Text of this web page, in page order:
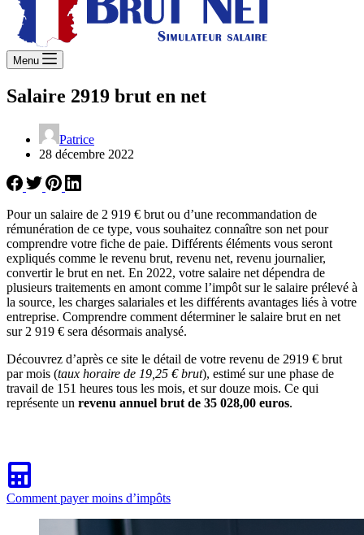
Menu
Salaire 2919 brut en net
Patrice
28 décembre 2022
Pour un salaire de 2 919 € brut ou d’une recommandation de
rémunération de ce type, vous souhaitez connaître son net pour
comprendre votre fiche de paie. Différents éléments vous seront
expliqués comme le revenu brut, revenu net, revenu journalier,
convertir le brut en net. En 2022, votre salaire net dépendra de
plusieurs traitements en amont comme l’impôt sur le salaire prélevé à
la source, les charges salariales et les différents avantages liés à votre
entreprise. Comprendre comment déterminer le salaire brut en net
sur 2 919 € sera désormais analysé.
Découvrez d’après ce site le détail de votre revenu de 2919 € brut
par mois (taux horaire de 19,25 € brut), estimé sur une phase de
travail de 151 heures tous les mois, et sur douze mois. Ce qui
représente un revenu annuel brut de 35 028,00 euros.
Comment payer moins d’impôts